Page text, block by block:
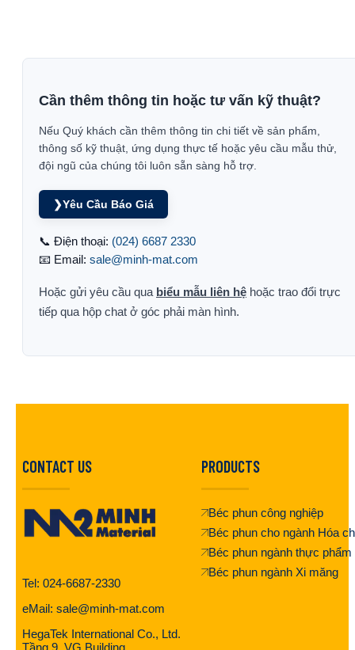
Cần thêm thông tin hoặc tư vấn kỹ thuật?
Nếu Quý khách cần thêm thông tin chi tiết về sản phẩm,
thông số kỹ thuật, ứng dụng thực tế hoặc yêu cầu mẫu thử,
đội ngũ của chúng tôi luôn sẵn sàng hỗ trợ.
❯Yêu Cầu Báo Giá
📞 Điện thoại: (024) 6687 2330
📧 Email: sale@minh-mat.com
Hoặc gửi yêu cầu qua biểu mẫu liên hệ hoặc trao đổi trực
tiếp qua hộp chat ở góc phải màn hình.
CONTACT US
Tel: 024-6687-2330
eMail: sale@minh-mat.com
HegaTek International Co., Ltd.
Tầng 9, VG Building,
PRODUCTS
Béc phun công nghiệp
Béc phun cho ngành Hóa
Béc phun ngành thực phẩm
Béc phun ngành Xi măng